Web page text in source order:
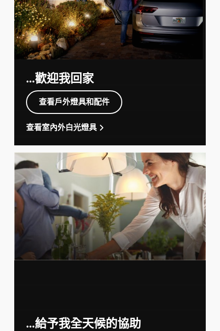
...歡迎我回家
查看戶外燈具和配件
查看室內外白光燈具
...給予我全天候的協助